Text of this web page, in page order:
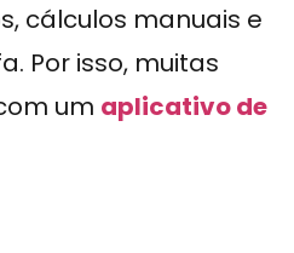
cálculos manuais e
Por isso, muitas
um aplicativo de